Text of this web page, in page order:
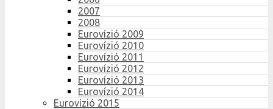
2007
2008
Eurovízió 2009
Eurovízió 2010
Eurovízió 2011
Eurovízió 2012
Eurovízió 2013
Eurovízió 2014
Eurovízió 2015